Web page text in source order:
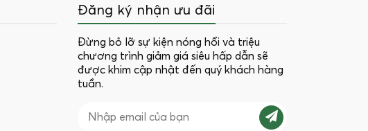
Đăng ký nhận ưu đãi
Đừng bỏ lỡ sự kiện nóng hổi và triệu
chương trình giảm giá siêu hấp dẫn sẽ
được khim cập nhật đến quý khách hàng
tuần.